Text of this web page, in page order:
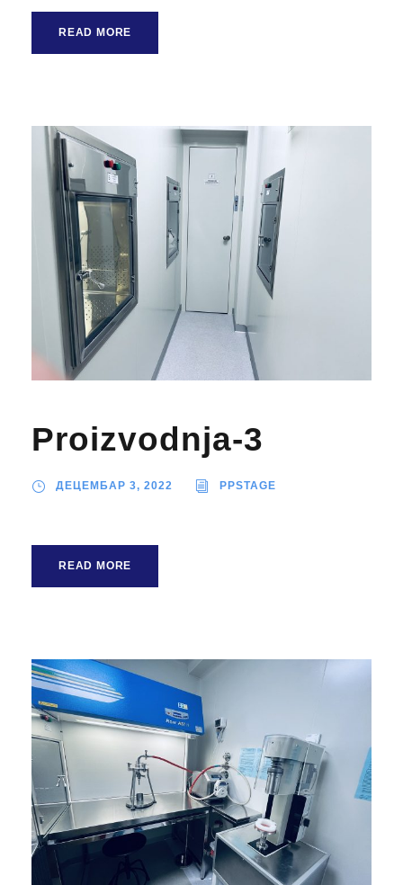
READ MORE
Proizvodnja-3
ДЕЦЕМБАР 3, 2022 PPSTAGE
READ MORE